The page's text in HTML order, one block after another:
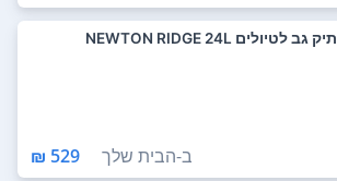
תיק גב לטיולים NEWTON RIDGE 24L
ב-הבית שלך 529 ₪